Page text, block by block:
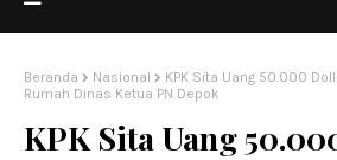
Beranda Nasional
KPK Sita Uang 50.000
Rumah Dinas Ketua PN Depok
KPK Sita Uang